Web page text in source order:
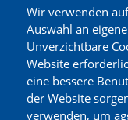
Wir verwenden
Auswahl an
Unverzichtbare
Website
eine bessere
der Website
verwenden, um
Neuigkeiten
Aktuelle Angebote
Märkte finden
Unser Service